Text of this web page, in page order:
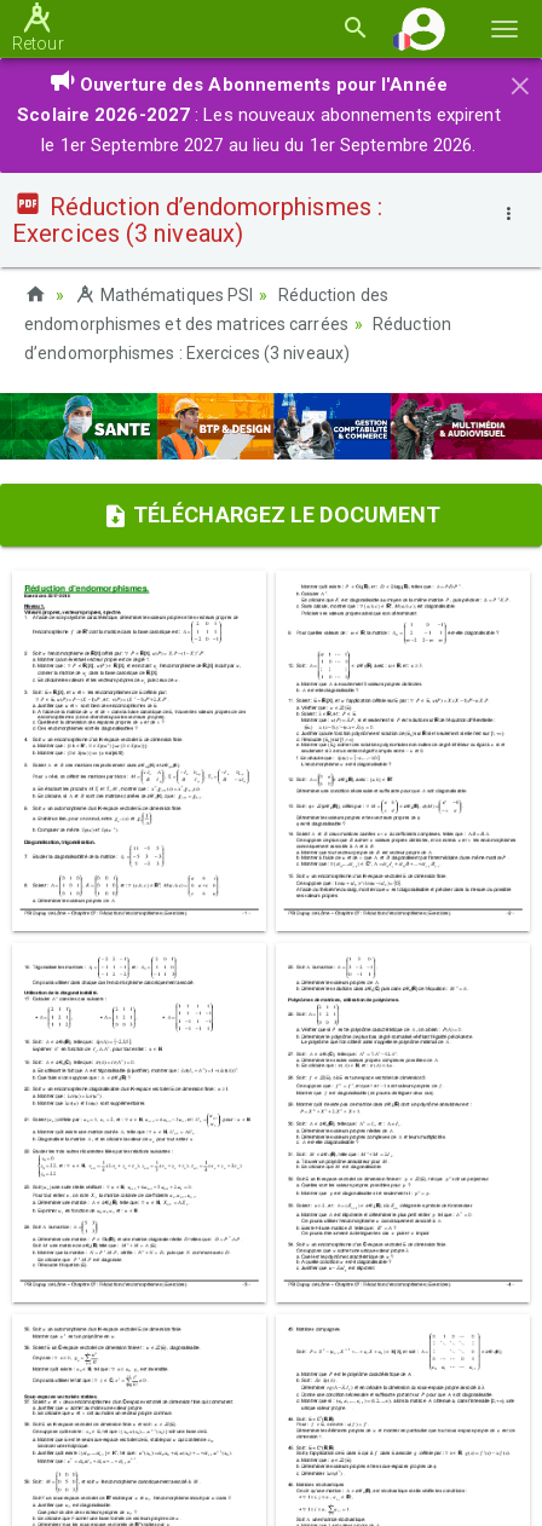
la
Retour
×
Ouverture des Abonnements pour l'Année
Scolaire 2026-2027 : Les nouveaux abonnements expirent
le 1er Septembre 2027 au lieu du 1er Septembre 2026.
Réduction d’endomorphismes :
Exercices (3 niveaux)
Mathématiques PSI
Réduction des
endomorphismes et des matrices carrées
Réduction
d’endomorphismes : Exercices (3 niveaux)
TÉLÉCHARGEZ LE DOCUMENT